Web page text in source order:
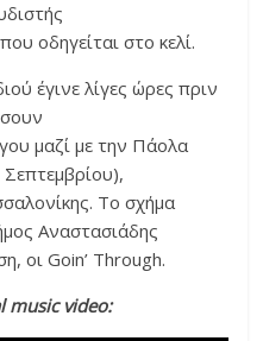
οδηγείται στο κελί.
έγινε λίγες ώρες πριν
μαζί με την Πάολα
Το σχήμα
Αναστασιάδης
οι Goin’ Τhrough.
music video: